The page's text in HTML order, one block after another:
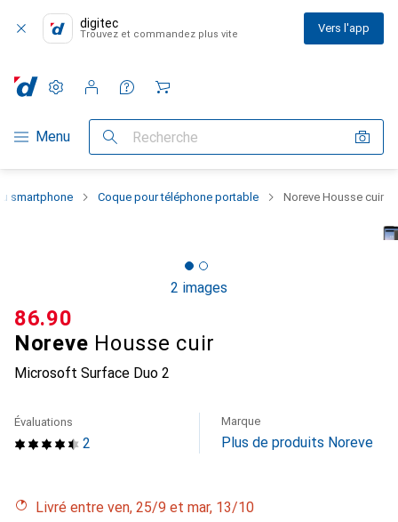
digitec
Trouvez et commandez plus vite Vers l'app
Navigation par catégorie
Menu Recherche
Paramètres
Compte client
Listes de comparaison
Listes d'envies
Panier
smartphone Coque pour téléphone portable Noreve Housse cuir
2 images
Noreve Housse cuir
Microsoft Surface Duo 2
CHF
86.90
2
Évaluations Marque
Plus de produits Noreve
Livré entre ven, 25/9 et mar, 13/10